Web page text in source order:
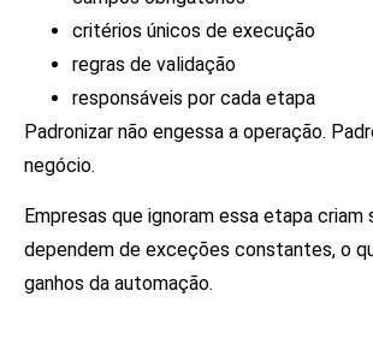
critérios únicos de execução
regras de validação
responsáveis por cada etapa
Padronizar não engessa a operação.
negócio.
Empresas que ignoram essa etapa criam
dependem de exceções constantes, o
ganhos da automação.